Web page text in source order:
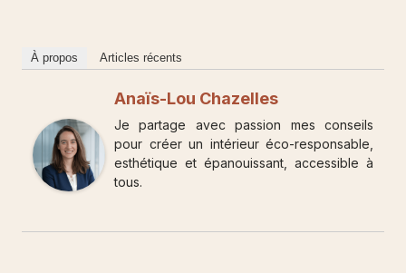
À propos Articles récents
Anaïs-Lou Chazelles
Je partage avec passion mes conseils
pour créer un intérieur éco-responsable,
esthétique et épanouissant, accessible à
tous.